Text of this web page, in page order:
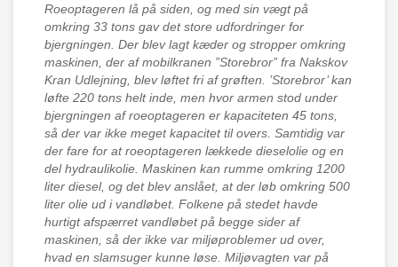
Roeoptageren lå på siden, og med sin vægt på
omkring 33 tons gav det store udfordringer for
bjergningen. Der blev lagt kæder og stropper omkring
maskinen, der af mobilkranen ”Storebror” fra Nakskov
Kran Udlejning, blev løftet fri af grøften. ’Storebror’ kan
løfte 220 tons helt inde, men hvor armen stod under
bjergningen af roeoptageren er kapaciteten 45 tons,
så der var ikke meget kapacitet til overs. Samtidig var
der fare for at roeoptageren lækkede dieselolie og en
del hydraulikolie. Maskinen kan rumme omkring 1200
liter diesel, og det blev anslået, at der løb omkring 500
liter olie ud i vandløbet. Folkene på stedet havde
hurtigt afspærret vandløbet på begge sider af
maskinen, så der ikke var miljøproblemer ud over,
hvad en slamsuger kunne løse. Miljøvagten var på